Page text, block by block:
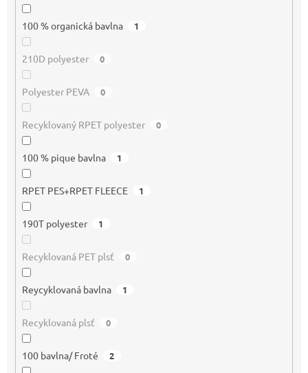
100 % organická bavlna 1
210D polyester 0
Polyester PEVA 0
Recyklovaný RPET polyester 0
100 % pique bavlna 1
RPET PES+RPET FLEECE 1
190T polyester 1
Recyklovaná PET plsť 0
Reycyklovaná bavlna 1
Recyklovaná plsť 0
100 bavlna/ Froté 2